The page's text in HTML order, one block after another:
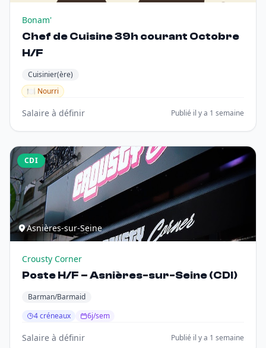
Bonam'
Chef de Cuisine 39h courant Octobre
H/F
Cuisinier(ère)
🍽️ Nourri
Salaire à définir Publié il y a 1 semaine
CDI
Asnières-sur-Seine
Crousty Corner
Poste H/F – Asnières-sur-Seine (CDI)
Barman/Barmaid
4 créneaux
6j/sem
Salaire à définir Publié il y a 1 semaine